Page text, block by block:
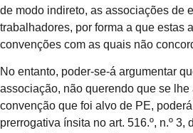
de modo indireto, as associações de
trabalhadores, por forma a que estas
convenções com as quais não
No entanto, poder-se-á argumentar
associação, não querendo que se
convenção que foi alvo de PE,
prerrogativa ínsita no art. 516.º, n.º 3,